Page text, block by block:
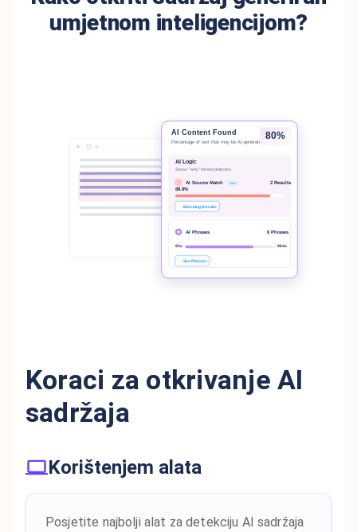
umjetnom inteligencijom?
Koraci za otkrivanje AI
sadržaja
Korištenjem alata
Posjetite najbolji alat za detekciju AI sadržaja